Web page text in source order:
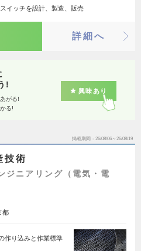
イッチを設計、製造、販売
詳細へ
!
がる!
る!
興味あり
掲載期間 26/08/06～26/08/19
技術
ジニアリング（電気・電
都
作り込みと作業標準